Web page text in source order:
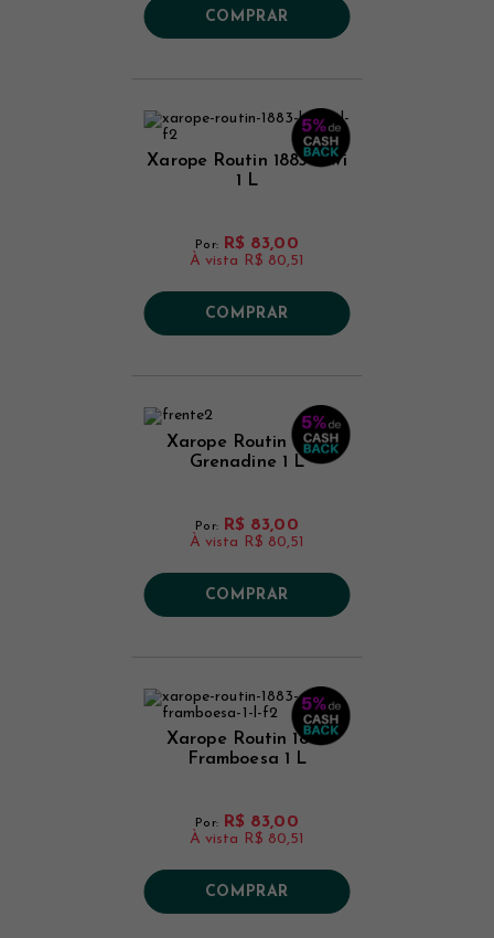
COMPRAR
Xarope Routin 1883 Kiwi
1 L
Por: R$ 83,00
À vista R$ 80,51
COMPRAR
Xarope Routin 1883
Grenadine 1 L
Por: R$ 83,00
À vista R$ 80,51
COMPRAR
Xarope Routin 1883
Framboesa 1 L
Por: R$ 83,00
À vista R$ 80,51
COMPRAR